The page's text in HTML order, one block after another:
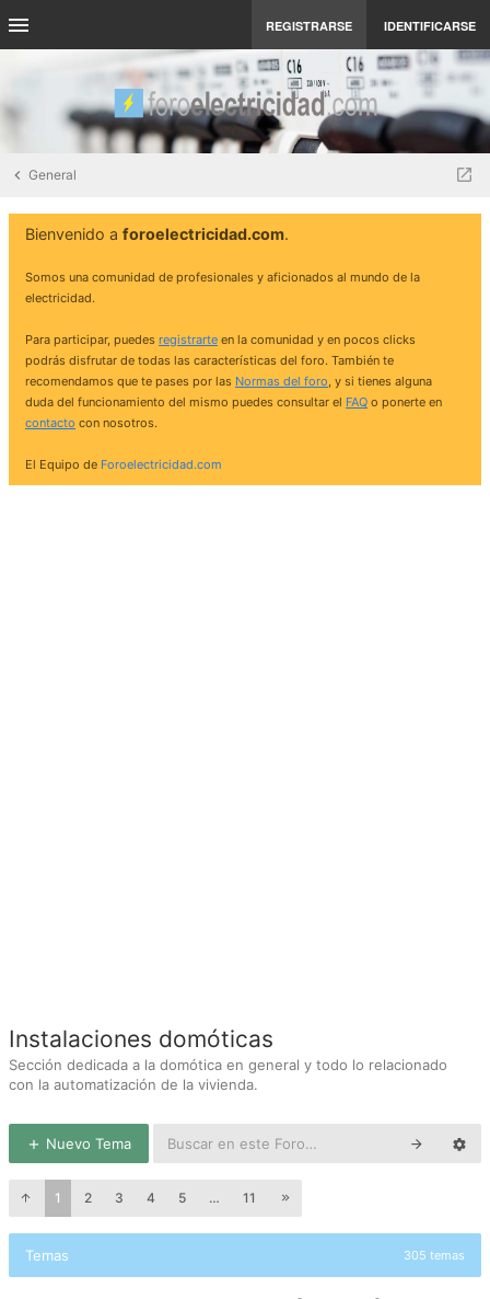
REGISTRARSE IDENTIFICARSE
General
Bienvenido a foroelectricidad.com.
Somos una comunidad de profesionales y aficionados al mundo de la
electricidad.
Para participar, puedes registrarte en la comunidad y en pocos clicks
podrás disfrutar de todas las características del foro. También te
recomendamos que te pases por las Normas del foro, y si tienes alguna
duda del funcionamiento del mismo puedes consultar el FAQ o ponerte en
contacto con nosotros.
El Equipo de Foroelectricidad.com
Instalaciones domóticas
Sección dedicada a la domótica en general y todo lo relacionado
con la automatización de la vivienda.
Nuevo Tema
1 2 3 4 5 … 11
Temas 305 temas